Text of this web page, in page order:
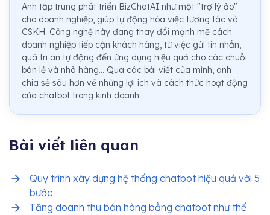
Anh tập trung phát triển BizChatAI như một "trợ lý ảo"
cho doanh nghiệp, giúp tự động hóa việc tương tác và
CSKH. Công nghệ này đang thay đổi mạnh mẽ cách
doanh nghiệp tiếp cận khách hàng, từ việc gửi tin nhắn,
quà tri ân tự động đến ứng dụng hiệu quả cho các chuỗi
bán lẻ và nhà hàng... Qua các bài viết của mình, anh
chia sẻ sâu hơn về những lợi ích và cách thức hoạt động
của chatbot trong kinh doanh.
Bài viết liên quan
Quy trình xây dựng hệ thống chatbot hiệu quả với 5
bước
Tăng doanh thu bán hàng bằng chatbot như thế